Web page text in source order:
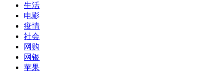
生活
电影
疫情
社会
网购
网银
苹果